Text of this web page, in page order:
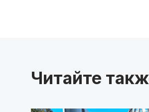
Читайте